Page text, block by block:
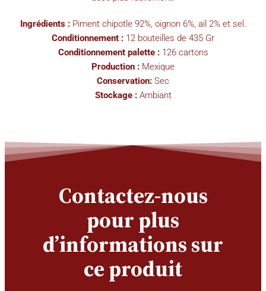
Ingrédients :Piment chipotle 92%, oignon 6%, ail 2% et sel.
Conditionnement : 12 bouteilles de 435 Gr
Conditionnement palette : 126 cartons
Production : Mexique
Conservation: Sec
Stockage : Ambiant
Contactez-nous
pour plus
d’informations sur
ce produit